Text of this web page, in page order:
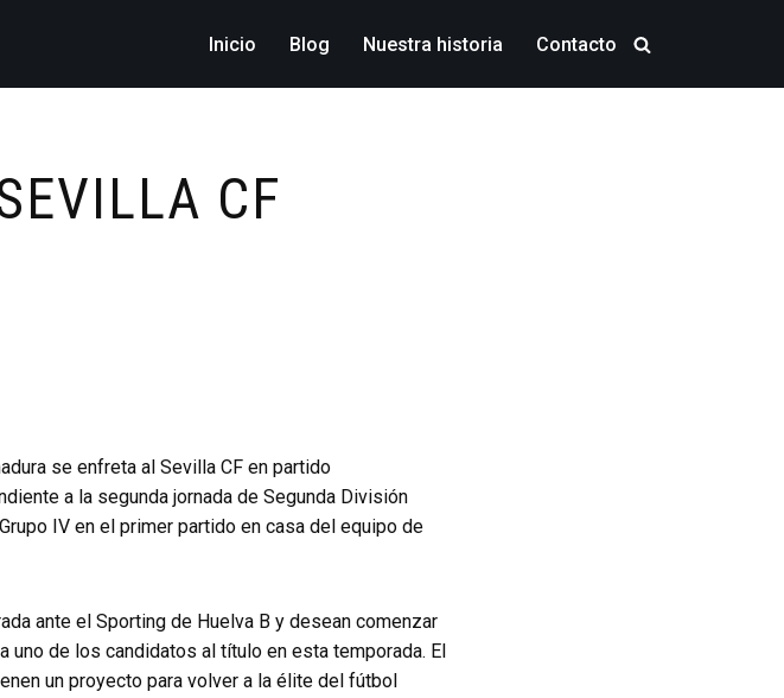
Inicio Blog Nuestra historia Contacto
CF
se enfreta al Sevilla CF en partido
a la segunda jornada de Segunda División
IV en el primer partido en casa del equipo de
ante el Sporting de Huelva B y desean comenzar
uno de los candidatos al título en esta temporada. El
un proyecto para volver a la élite del fútbol